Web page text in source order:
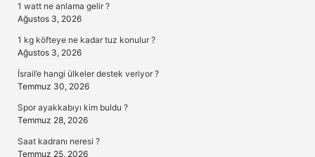
1 watt ne anlama gelir ?
Ağustos 3, 2026
1 kg köfteye ne kadar tuz konulur ?
Ağustos 3, 2026
İsrail’e hangi ülkeler destek veriyor ?
Temmuz 30, 2026
Spor ayakkabıyı kim buldu ?
Temmuz 28, 2026
Saat kadranı neresi ?
Temmuz 25, 2026